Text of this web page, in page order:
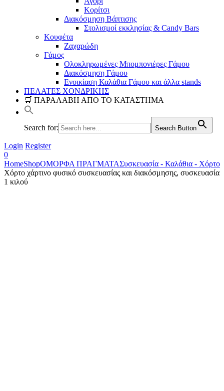
Κορίτσι
Διακόσμηση Βάπτισης
Στολισμοί εκκλησίας & Candy Bars
Κουφέτα
Ζαχαρώδη
Γάμος
Ολοκληρωμένες Μπομπονιέρες Γάμου
Διακόσμηση Γάμου
Ενοικίαση Καλάθια Γάμου και άλλα stands
ΠΕΛΑΤΕΣ ΧΟΝΔΡΙΚΗΣ
🛒 ΠΑΡΑΛΑΒΗ ΑΠΟ ΤΟ ΚΑΤΑΣΤΗΜΑ
Search for: Search Button
Login Register
0
HomeShopΟΜΟΡΦΑ ΠΡΑΓΜΑΤΑΣυσκευασία - Καλάθια - Χόρτο
Χόρτο χάρτινο φυσικό συσκευασίας και διακόσμησης, συσκευασία
1 κιλού